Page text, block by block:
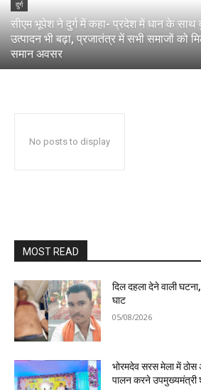
दुर्ग
सीएम भूपेश ने दुर्ग में कहा- प्रदेश में धान के साथ
उत्पादन भी बढ़ा, प्रजातंत्र में सभी समाजों को
समान अवसर
No posts to display
MOST READ
दिल दहला देने वाली
घाट
05/08/2026
भोरमदेव सरस मेला में
पालन करने उपमुख्यमंत्री